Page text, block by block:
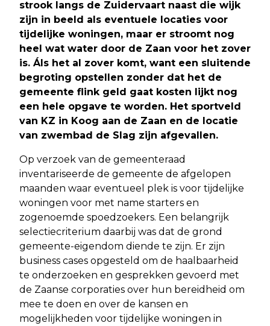
strook langs de Zuidervaart naast die wijk
zijn in beeld als eventuele locaties voor
tijdelijke woningen, maar er stroomt nog
heel wat water door de Zaan voor het zover
is. Áls het al zover komt, want een sluitende
begroting opstellen zonder dat het de
gemeente flink geld gaat kosten lijkt nog
een hele opgave te worden. Het sportveld
van KZ in Koog aan de Zaan en de locatie
van zwembad de Slag zijn afgevallen.
Op verzoek van de gemeenteraad
inventariseerde de gemeente de afgelopen
maanden waar eventueel plek is voor tijdelijke
woningen voor met name starters en
zogenoemde spoedzoekers. Een belangrijk
selectiecriterium daarbij was dat de grond
gemeente-eigendom diende te zijn. Er zijn
business cases opgesteld om de haalbaarheid
te onderzoeken en gesprekken gevoerd met
de Zaanse corporaties over hun bereidheid om
mee te doen en over de kansen en
mogelijkheden voor tijdelijke woningen in